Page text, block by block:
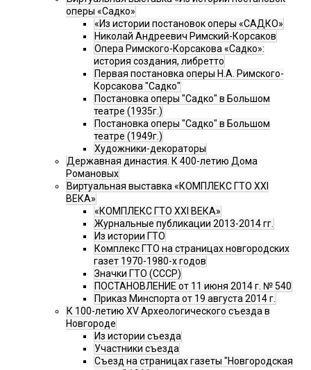
оперы «Садко»
«Из истории постановок оперы «САДКО»
Николай Андреевич Римский-Корсаков
Опера Римского-Корсакова «Садко»:
история создания, либретто
Первая постановка оперы Н.А. Римского-
Корсакова "Садко"
Постановка оперы "Садко" в Большом
театре (1935г.)
Постановка оперы "Садко" в Большом
театре (1949г.)
Художники-декораторы
Державная династия. К 400-летию Дома
Романовых
Виртуальная выставка «КОМПЛЕКС ГТО XXI
ВЕКА»
«КОМПЛЕКС ГТО XXI ВЕКА»
Журнальные публикации 2013-2014 гг.
Из истории ГТО
Комплекс ГТО на страницах новгородских
газет 1970-1980-х годов
Значки ГТО (СССР)
ПОСТАНОВЛЕНИЕ от 11 июня 2014 г. № 540
Приказ Минспорта от 19 августа 2014 г.
К 100-летию XV Археологического съезда в
Новгороде
Из истории съезда
Участники съезда
Cъезд на страницах газеты "Новгородская